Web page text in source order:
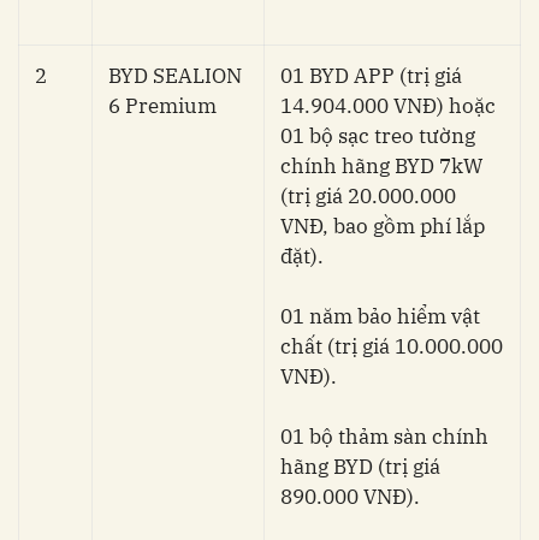
2
BYD SEALION
6 Premium
01 BYD APP (trị giá
14.904.000 VNĐ) hoặc
01 bộ sạc treo tường
chính hãng BYD 7kW
(trị giá 20.000.000
VNĐ, bao gồm phí lắp
đặt).
01 năm bảo hiểm vật
chất (trị giá 10.000.000
VNĐ).
01 bộ thảm sàn chính
hãng BYD (trị giá
890.000 VNĐ).